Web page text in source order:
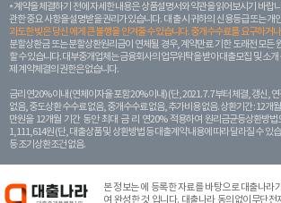
계약을 체결하기 전에 자세한 내용은 상품설명서와 약관을 읽어보시기 바랍
관한 중요 사항을 설명받을 권리가 있습니다. 대 출 시 귀하의 신용등급 또는 개
과도한 빚은 당신 에게 큰 불행을 안겨줄 수 있습니다. 중개수수료를 요구하거
분할상환금 또는 분할상환원리금이 연체될 경우, 계약만료 기한 도래전 모든
할 수 있습니다. 대부중개업체는 금융회사의 업무위탁을 받아 대출모집 및 소개
제 계약체결의 권한은 없습니다.
금리 연20% 이내 (연체이자율 포함 20% 이내) (단, 2021. 7. 7부터 체결, 갱신,
없음, 중도상환 수수료 없음, 중개수수료 없음, 추가비용 없음. 상환기간 : 12개월
만원을 12개월 기간 동안 최대 금 리 연20% 적용하여 원리금균등상환방
1,111,614원 (단, 대출상품 및 상환방법 등 대출계약 내용에 따라 달라질 수 있
등 조기상환조건 없음.
본 정보는에 등록한 자료를 바탕으로 대출나라
여 완성한 것 입니다. 대출나라 동의없이무단전